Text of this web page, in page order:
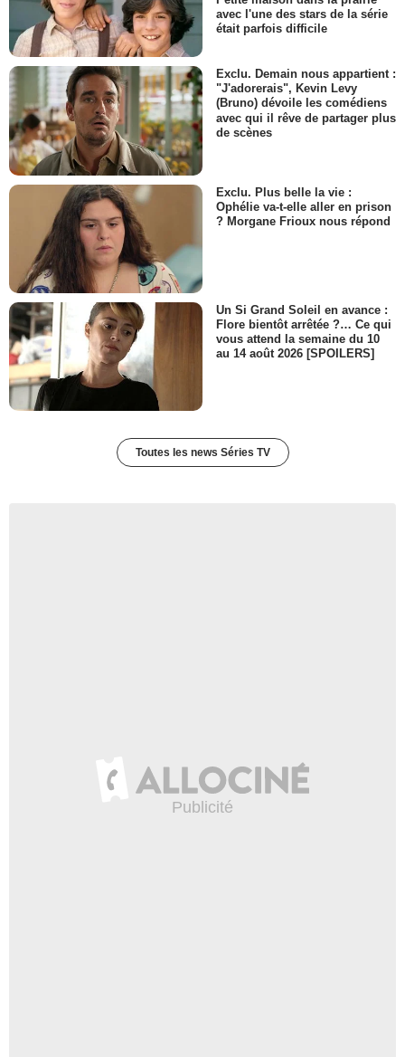
avec l'une des stars de la série
était parfois difficile
Exclu. Demain nous appartient :
"J'adorerais", Kevin Levy
(Bruno) dévoile les comédiens
avec qui il rêve de partager plus
de scènes
Exclu. Plus belle la vie :
Ophélie va-t-elle aller en prison
? Morgane Frioux nous répond
Un Si Grand Soleil en avance :
Flore bientôt arrêtée ?… Ce qui
vous attend la semaine du 10
au 14 août 2026 [SPOILERS]
Toutes les news Séries TV